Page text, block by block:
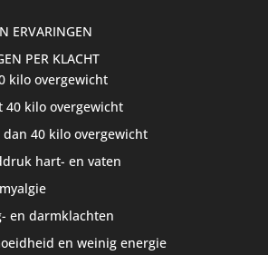
ERVARINGEN
PER KLACHT
kilo overgewicht
40 kilo overgewicht
dan 40 kilo overgewicht
hart- en vaten
en darmklachten
en weinig energie